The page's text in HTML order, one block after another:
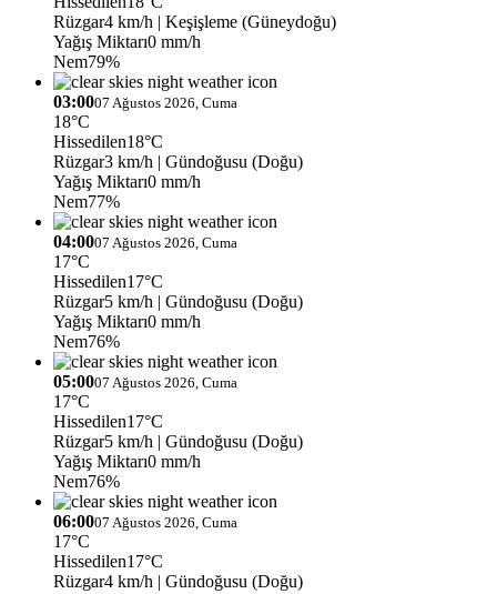
Rüzgar4 km/h | Keşişleme (Güneydoğu)
Yağış Miktarı0 mm/h
Nem79%
03:0007 Ağustos 2026, Cuma
18°C
Hissedilen18°C
Rüzgar3 km/h | Gündoğusu (Doğu)
Yağış Miktarı0 mm/h
Nem77%
04:0007 Ağustos 2026, Cuma
17°C
Hissedilen17°C
Rüzgar5 km/h | Gündoğusu (Doğu)
Yağış Miktarı0 mm/h
Nem76%
05:0007 Ağustos 2026, Cuma
17°C
Hissedilen17°C
Rüzgar5 km/h | Gündoğusu (Doğu)
Yağış Miktarı0 mm/h
Nem76%
06:0007 Ağustos 2026, Cuma
17°C
Hissedilen17°C
Rüzgar4 km/h | Gündoğusu (Doğu)